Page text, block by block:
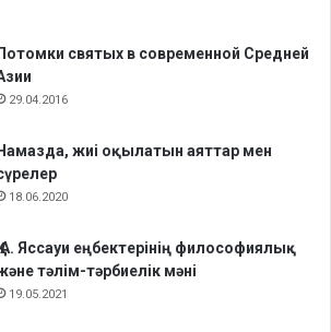
Потомки святых в современной Средней
29.04.2016
Намазда, жиі оқылатын аяттар мен
18.06.2020
Яссауи еңбектерінің философиялық
тәлім-тәрбиелік мәні
19.05.2021